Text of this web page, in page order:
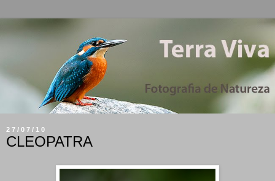
27/07/10
CLEOPATRA